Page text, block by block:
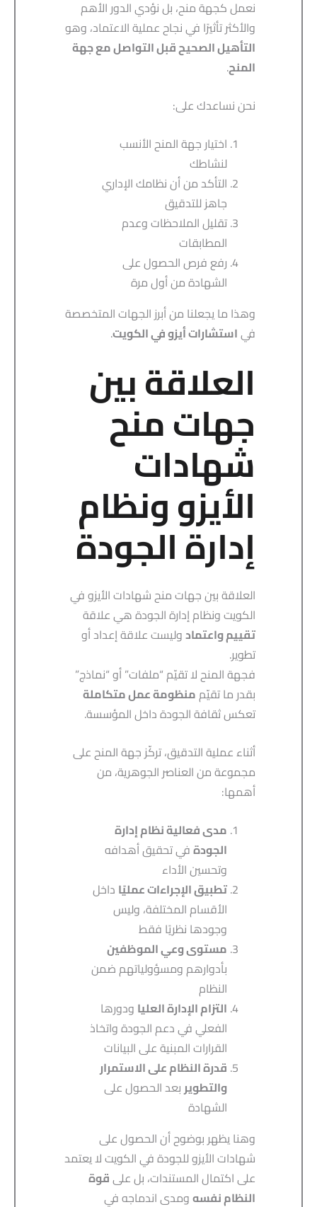
نعمل كجهة منح، بل نؤدي الدور الأهم
والأكثر تأثيرًا في نجاح عملية الاعتماد، وهو
التأهيل الصحيح قبل التواصل مع جهة
المنح.
نحن نساعدك على:
اختيار جهة المنح الأنسب
لنشاطك
التأكد من أن نظامك الإداري
جاهز للتدقيق
تقليل الملاحظات وعدم
المطابقات
رفع فرص الحصول على
الشهادة من أول مرة
وهذا ما يجعلنا من أبرز الجهات المتخصصة
فياستشارات أيزو في الكويت.
العلاقة بين
جهات منح
شهادات
الأيزو ونظام
إدارة الجودة
العلاقة بين جهات منح شهادات الأيزو في
الكويت ونظام إدارة الجودة هي علاقة
تقييم واعتمادوليست علاقة إعداد أو
تطوير.
فجهة المنح لا تقيّم “ملفات” أو “نماذج”
بقدر ما تقيّممنظومة عمل متكاملة
تعكس ثقافة الجودة داخل المؤسسة.
أثناء عملية التدقيق، تركّز جهة المنح على
مجموعة من العناصر الجوهرية، من
أهمها:
مدى فعالية نظام إدارة
الجودةفي تحقيق أهدافه
وتحسين الأداء
تطبيق الإجراءات عمليًا داخل
الأقسام المختلفة، وليس
وجودها نظريًا فقط
مستوى وعي الموظفين
بأدوارهم ومسؤولياتهم ضمن
النظام
التزام الإدارة العليا ودورها
الفعلي في دعم الجودة واتخاذ
القرارات المبنية على البيانات
قدرة النظام على الاستمرار
والتطويربعد الحصول على
الشهادة
وهنا يظهر بوضوح أن الحصول على
شهادات الأيزو للجودة في الكويت لا يعتمد
على اكتمال المستندات، بل علىقوة
النظام نفسهومدى اندماجه في